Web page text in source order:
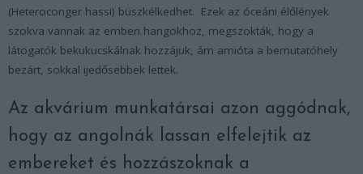
(Heteroconger hassi) büszkélkedhet. Ezek az óceáni élőlények
szokva vannak az emberi hangokhoz, megszokták, hogy a
látogatók bekukucskálnak hozzájuk, ám amióta a bemutatóhely
bezárt, sokkal ijedősebbek lettek.
Az akvárium munkatársai azon aggódnak,
hogy az angolnák lassan elfelejtik az
embereket és hozzászoknak a